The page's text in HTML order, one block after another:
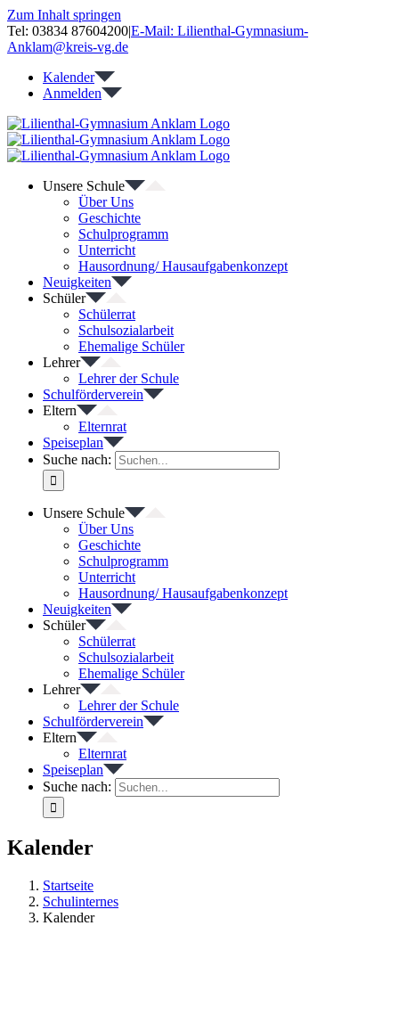
Zum Inhalt springen
Tel: 03834 87604200|E-Mail: Lilienthal-Gymnasium-
Anklam@kreis-vg.de
Kalender
Anmelden
Unsere Schule
Über Uns
Geschichte
Schulprogramm
Unterricht
Hausordnung/ Hausaufgabenkonzept
Neuigkeiten
Schüler
Schülerrat
Schulsozialarbeit
Ehemalige Schüler
Lehrer
Lehrer der Schule
Schulförderverein
Eltern
Elternrat
Speiseplan
Suche nach:
Unsere Schule
Über Uns
Geschichte
Schulprogramm
Unterricht
Hausordnung/ Hausaufgabenkonzept
Neuigkeiten
Schüler
Schülerrat
Schulsozialarbeit
Ehemalige Schüler
Lehrer
Lehrer der Schule
Schulförderverein
Eltern
Elternrat
Speiseplan
Suche nach:
Kalender
Startseite
Schulinternes
Kalender